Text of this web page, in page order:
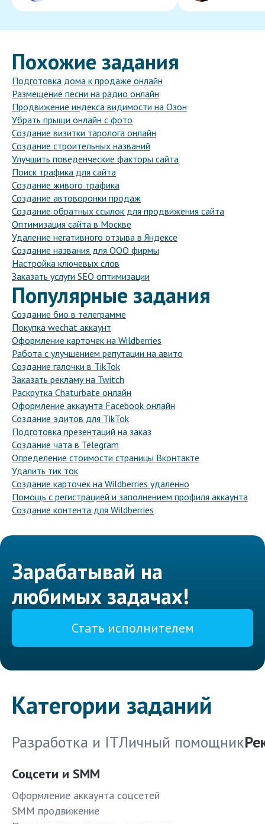
Похожие задания
Подготовка дома к продаже онлайн
Размещение песни на радио онлайн
Продвижение индекса видимости на Озон
Убрать прыщи онлайн с фото
Создание визитки таролога онлайн
Создание строительных названий
Улучшить поведенческие факторы сайта
Поиск трафика для сайта
Создание живого трафика
Создание автоворонки продаж
Создание обратных ссылок для продвижения сайта
Оптимизация сайта в Москве
Удаление негативного отзыва в Яндексе
Создание названия для ООО фирмы
Настройка ключевых слов
Заказать услуги SEO оптимизации
Популярные задания
Создание био в телеграмме
Покупка wechat аккаунт
Оформление карточек на Wildberries
Работа с улучшением репутации на авито
Создание галочки в TikTok
Заказать рекламу на Twitch
Раскрутка Chaturbate онлайн
Оформление аккаунта Facebook онлайн
Создание эдитов для TikTok
Подготовка презентаций на заказ
Создание чата в Telegram
Определение стоимости страницы Вконтакте
Удалить тик ток
Создание карточек на Wildberries удаленно
Помощь с регистрацией и заполнением профиля аккаунта
Создание контента для Wildberries
Зарабатывай на
любимых задачах!
Стать исполнителем
Категории заданий
Разработка и ITЛичный помощник
Соцсети и SMM
Оформление аккаунта соцсетей
SMM продвижение